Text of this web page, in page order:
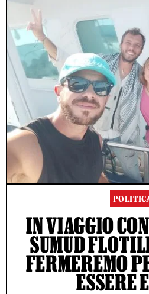
IN VIAGGIO
SUMUD
FERMEREMO
ESSERE